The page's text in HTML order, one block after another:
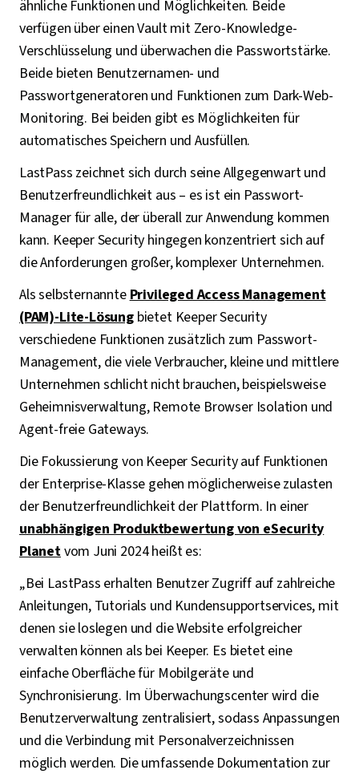
ähnliche Funktionen und Möglichkeiten. Beide
verfügen über einen Vault mit Zero-Knowledge-
Verschlüsselung und überwachen die Passwortstärke.
Beide bieten Benutzernamen- und
Passwortgeneratoren und Funktionen zum Dark-Web-
Monitoring. Bei beiden gibt es Möglichkeiten für
automatisches Speichern und Ausfüllen.
LastPass zeichnet sich durch seine Allgegenwart und
Benutzerfreundlichkeit aus – es ist ein Passwort-
Manager für alle, der überall zur Anwendung kommen
kann. Keeper Security hingegen konzentriert sich auf
die Anforderungen großer, komplexer Unternehmen.
Als selbsternannte Privileged Access Management
(PAM)-Lite-Lösungbietet Keeper Security
verschiedene Funktionen zusätzlich zum Passwort-
Management, die viele Verbraucher, kleine und mittlere
Unternehmen schlicht nicht brauchen, beispielsweise
Geheimnisverwaltung, Remote Browser Isolation und
Agent-freie Gateways.
Die Fokussierung von Keeper Security auf Funktionen
der Enterprise-Klasse gehen möglicherweise zulasten
der Benutzerfreundlichkeit der Plattform. In einer
unabhängigen Produktbewertung von eSecurity
Planetvom Juni 2024 heißt es:
„Bei LastPass erhalten Benutzer Zugriff auf zahlreiche
Anleitungen, Tutorials und Kundensupportservices, mit
denen sie loslegen und die Website erfolgreicher
verwalten können als bei Keeper. Es bietet eine
einfache Oberfläche für Mobilgeräte und
Synchronisierung. Im Überwachungscenter wird die
Benutzerverwaltung zentralisiert, sodass Anpassungen
und die Verbindung mit Personalverzeichnissen
möglich werden. Die umfassende Dokumentation zur